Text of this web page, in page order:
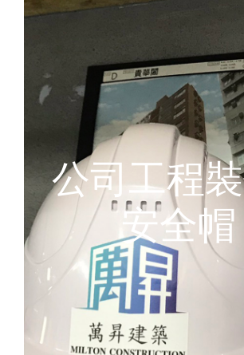
公司工程
安全帽